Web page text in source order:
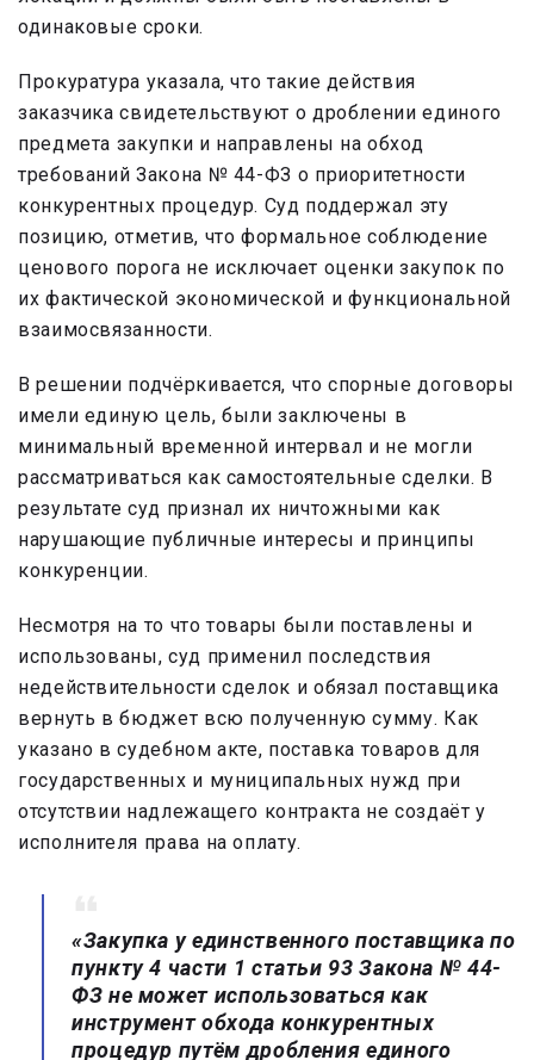
одинаковые сроки.
Прокуратура указала, что такие действия
заказчика свидетельствуют о дроблении единого
предмета закупки и направлены на обход
требований Закона № 44-ФЗ о приоритетности
конкурентных процедур. Суд поддержал эту
позицию, отметив, что формальное соблюдение
ценового порога не исключает оценки закупок по
их фактической экономической и функциональной
взаимосвязанности.
В решении подчёркивается, что спорные договоры
имели единую цель, были заключены в
минимальный временной интервал и не могли
рассматриваться как самостоятельные сделки. В
результате суд признал их ничтожными как
нарушающие публичные интересы и принципы
конкуренции.
Несмотря на то что товары были поставлены и
использованы, суд применил последствия
недействительности сделок и обязал поставщика
вернуть в бюджет всю полученную сумму. Как
указано в судебном акте, поставка товаров для
государственных и муниципальных нужд при
отсутствии надлежащего контракта не создаёт у
исполнителя права на оплату.
«Закупка у единственного поставщика по
пункту 4 части 1 статьи 93 Закона № 44-
ФЗ не может использоваться как
инструмент обхода конкурентных
процедур путём дробления единого